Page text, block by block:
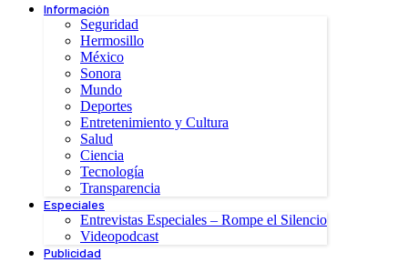
Información
Seguridad
Hermosillo
México
Sonora
Mundo
Deportes
Entretenimiento y Cultura
Salud
Ciencia
Tecnología
Transparencia
Especiales
Entrevistas Especiales – Rompe el Silencio
Videopodcast
Publicidad